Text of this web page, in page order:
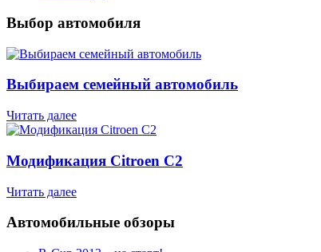
Выбор автомобиля
Выбираем семейный автомобиль
Читать далее
Модификация Citroen С2
Читать далее
Автомобильные обзоры